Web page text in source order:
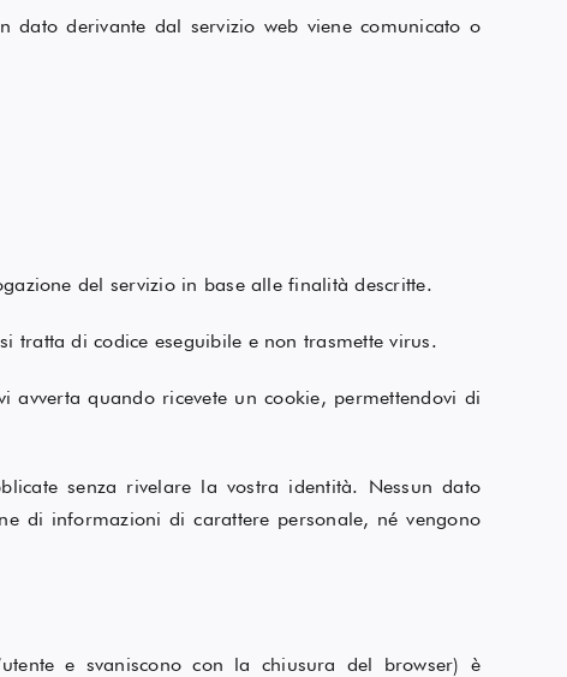
dato derivante dal servizio web viene comunicato o
del servizio in base alle finalità descritte.
tratta di codice eseguibile e non trasmette virus.
quando ricevete un cookie, permettendovi di
senza rivelare la vostra identità. Nessun dato
di informazioni di carattere personale, né vengono
e svaniscono con la chiusura del browser) è